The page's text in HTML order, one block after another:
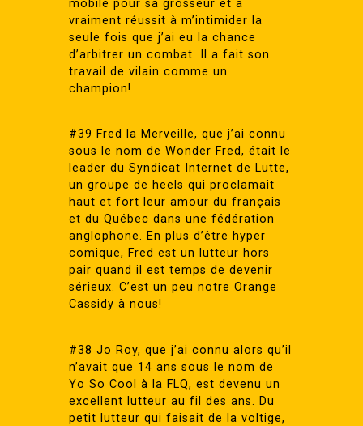
mobile pour sa grosseur et a
vraiment réussit à m’intimider la
seule fois que j’ai eu la chance
d’arbitrer un combat. Il a fait son
travail de vilain comme un
champion!
#39 Fred la Merveille, que j’ai connu
sous le nom de Wonder Fred, était le
leader du Syndicat Internet de Lutte,
un groupe de heels qui proclamait
haut et fort leur amour du français
et du Québec dans une fédération
anglophone. En plus d’être hyper
comique, Fred est un lutteur hors
pair quand il est temps de devenir
sérieux. C’est un peu notre Orange
Cassidy à nous!
#38 Jo Roy, que j’ai connu alors qu’il
n’avait que 14 ans sous le nom de
Yo So Cool à la FLQ, est devenu un
excellent lutteur au fil des ans. Du
petit lutteur qui faisait de la voltige,